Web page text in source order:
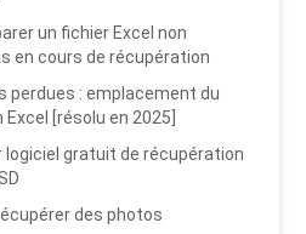
un fichier Excel non
en cours de récupération
perdues : emplacement du
[résolu en 2025]
logiciel gratuit de récupération
des photos